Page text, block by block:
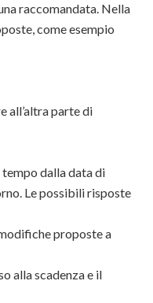
raccomandata. Nella
come esempio
all’altra parte di
dalla data di
Le possibili risposte
proposte a
alla scadenza e il